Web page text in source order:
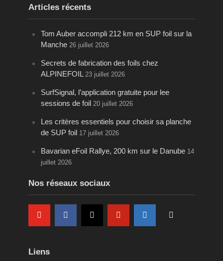
Articles récents
Tom Auber accompli 212 km en SUP foil sur la
Manche 26 juillet 2026
Secrets de fabrication des foils chez
ALPINEFOIL 23 juillet 2026
SurfSignal, l’application gratuite pour lee
sessions de foil 20 juillet 2026
Les critères essentiels pour choisir sa planche
de SUP foil 17 juillet 2026
Bavarian eFoil Rallye, 200 km sur le Danube 14
juillet 2026
Nos réseaux sociaux
Liens